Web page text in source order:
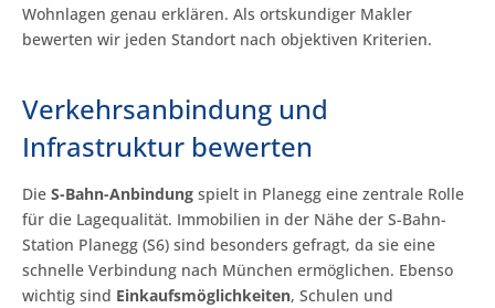
Wohnlagen genau erklären. Als ortskundiger Makler
bewerten wir jeden Standort nach objektiven Kriterien.
Verkehrsanbindung und
Infrastruktur bewerten
Die S-Bahn-Anbindung spielt in Planegg eine zentrale Rolle
für die Lagequalität. Immobilien in der Nähe der S-Bahn-
Station Planegg (S6) sind besonders gefragt, da sie eine
schnelle Verbindung nach München ermöglichen. Ebenso
wichtig sind Einkaufsmöglichkeiten, Schulen und